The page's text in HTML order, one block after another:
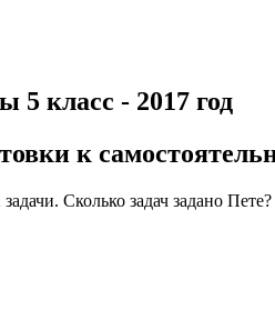
5 класс - 2017 год
к
Сколько задач задано Пете?